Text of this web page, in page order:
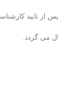
می گردد.